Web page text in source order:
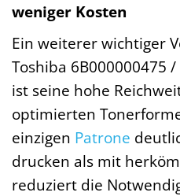
weniger Kosten
Ein weiterer wichtiger
Toshiba 6B000000475
ist seine hohe
optimierten
einzigen Patrone
drucken als mit
reduziert die